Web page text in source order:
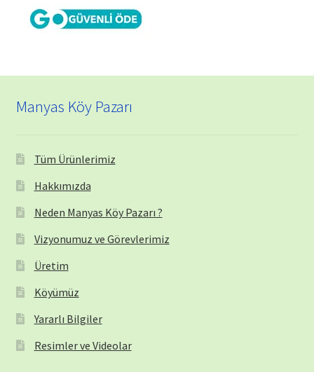
Manyas Köy Pazarı
Tüm Ürünlerimiz
Hakkımızda
Neden Manyas Köy Pazarı ?
Vizyonumuz ve Görevlerimiz
Üretim
Köyümüz
Yararlı Bilgiler
Resimler ve Videolar